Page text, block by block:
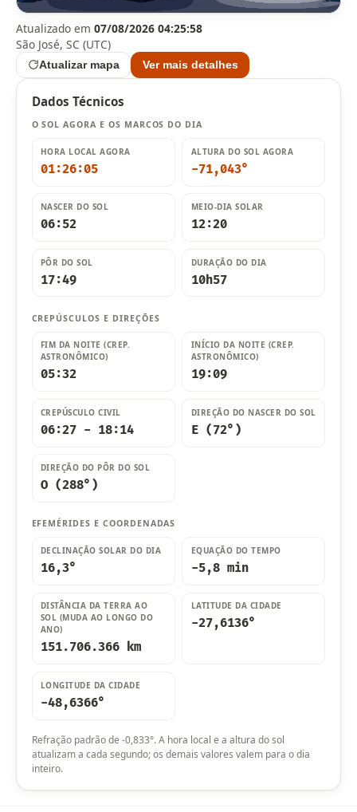
Atualizado em07/08/2026 04:25:58
São José, SC (UTC)
Atualizar mapa Ver mais detalhes
Dados Técnicos
O SOL AGORA E OS MARCOS DO DIA
HORA LOCAL AGORA
01:26:06
ALTURA DO SOL AGORA
-71,040°
NASCER DO SOL
06:52
MEIO-DIA SOLAR
12:20
PÔR DO SOL
17:49
DURAÇÃO DO DIA
10h57
CREPÚSCULOS E DIREÇÕES
FIM DA NOITE (CREP.
ASTRONÔMICO)
05:32
INÍCIO DA NOITE (CREP.
ASTRONÔMICO)
19:09
CREPÚSCULO CIVIL
06:27 - 18:14
DIREÇÃO DO NASCER DO SOL
E (72°)
DIREÇÃO DO PÔR DO SOL
O (288°)
EFEMÉRIDES E COORDENADAS
DECLINAÇÃO SOLAR DO DIA
16,3°
EQUAÇÃO DO TEMPO
-5,8 min
DISTÂNCIA DA TERRA AO
SOL (MUDA AO LONGO DO
ANO)
151.706.366 km
LATITUDE DA CIDADE
-27,6136°
LONGITUDE DA CIDADE
-48,6366°
Refração padrão de -0,833°. A hora local e a altura do sol
atualizam a cada segundo; os demais valores valem para o dia
inteiro.